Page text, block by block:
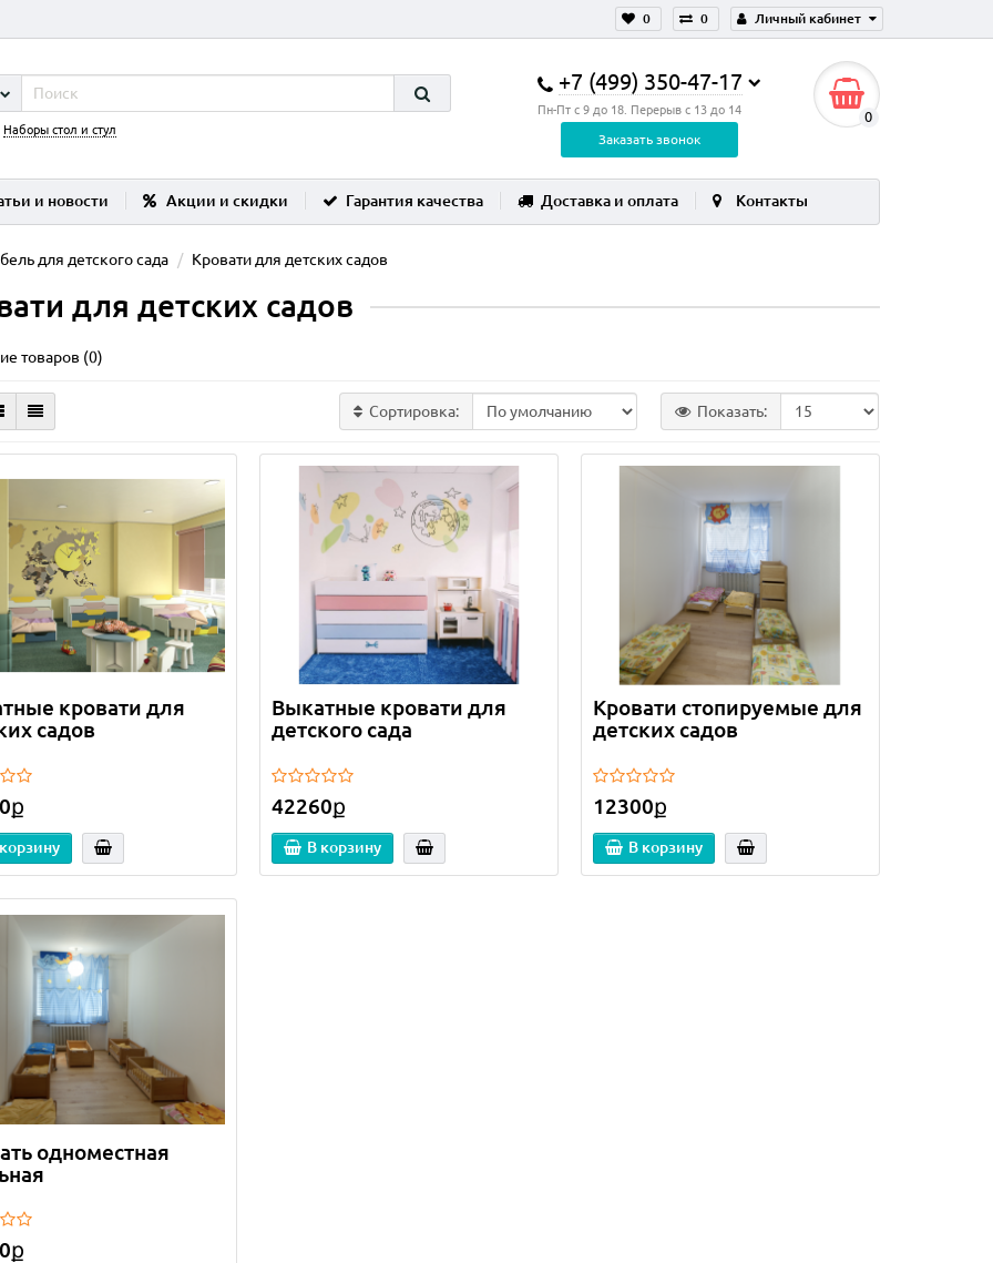
Личный кабинет
0
0
+7 (499) 350-47-17
Пн-Пт с 9 до 18. Перерыв с 13 до 14
Заказать звонок
0
Наборы стол и стул
и новости Акции и скидки Гарантия качества Доставка и оплата Контакты
для детского сада Кровати для детских садов
комплект стол
и 2 стула Уши зайца
для детских садов
товаров (0)
Сортировка: Показать:
кровати для
садов
Выкатные кровати для
детского сада
42260ք
В корзину
Кровати стопируемые для
детских садов
12300ք
В корзину
одноместная